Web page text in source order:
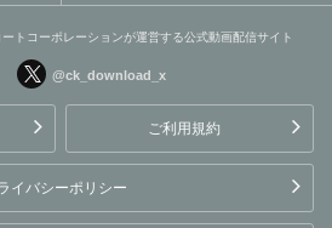
トコーポレーションが運営する公式動画配信サイト
@ck_download_x
ご利用規約
イバシーポリシー